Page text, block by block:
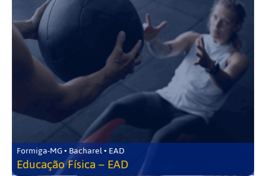
Formiga-MG • Bacharel • EAD
Educação Física – EAD